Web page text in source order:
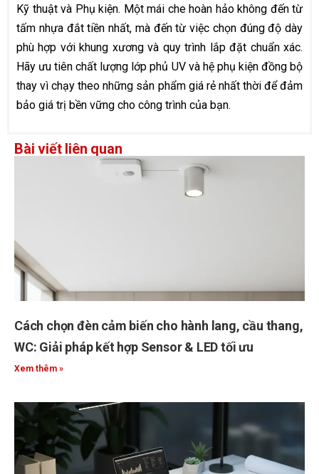
Kỹ thuật và Phụ kiện. Một mái che hoàn hảo không đến từ
tấm nhựa đắt tiền nhất, mà đến từ việc chọn đúng độ dày
phù hợp với khung xương và quy trình lắp đặt chuẩn xác.
Hãy ưu tiên chất lượng lớp phủ UV và hệ phụ kiện đồng bộ
thay vì chạy theo những sản phẩm giá rẻ nhất thời để đảm
bảo giá trị bền vững cho công trình của bạn.
Bài viết liên quan
Cách chọn đèn cảm biến cho hành lang, cầu thang,
WC: Giải pháp kết hợp Sensor & LED tối ưu
Xem thêm »